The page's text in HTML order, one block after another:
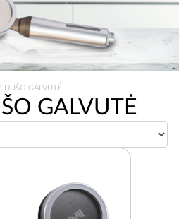
DUŠO GALVUTĖ
GALVUTĖ